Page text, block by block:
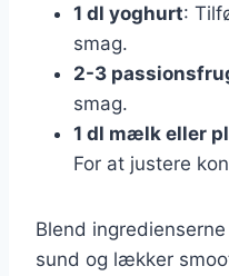
1 dl yoghurt:
smag.
2-3
smag.
1 dl mælk eller
For at justere
Blend
sund og lækker